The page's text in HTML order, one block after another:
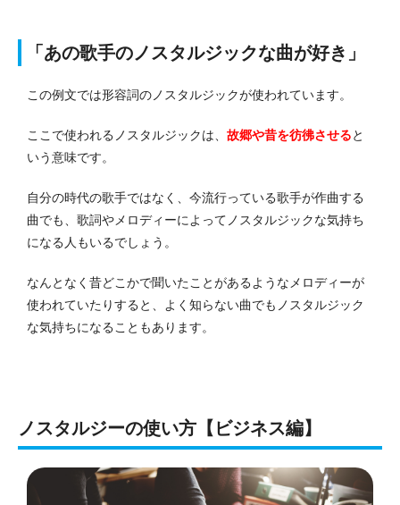
「あの歌手のノスタルジックな曲が好き」
この例文では形容詞のノスタルジックが使われています。
ここで使われるノスタルジックは、 故郷や昔を彷彿させると
いう意味です。
自分の時代の歌手ではなく、今流行っている歌手が作曲する
曲でも、歌詞やメロディーによってノスタルジックな気持ち
になる人もいるでしょう。
なんとなく昔どこかで聞いたことがあるようなメロディーが
使われていたりすると、よく知らない曲でもノスタルジック
な気持ちになることもあります。
ノスタルジーの使い方【ビジネス編】